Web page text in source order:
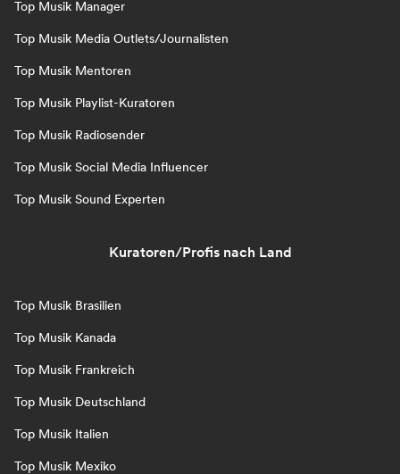
Top Musik Manager
Top Musik Media Outlets/Journalisten
Top Musik Mentoren
Top Musik Playlist-Kuratoren
Top Musik Radiosender
Top Musik Social Media Influencer
Top Musik Sound Experten
Kuratoren/Profis nach Land
Top Musik Brasilien
Top Musik Kanada
Top Musik Frankreich
Top Musik Deutschland
Top Musik Italien
Top Musik Mexiko